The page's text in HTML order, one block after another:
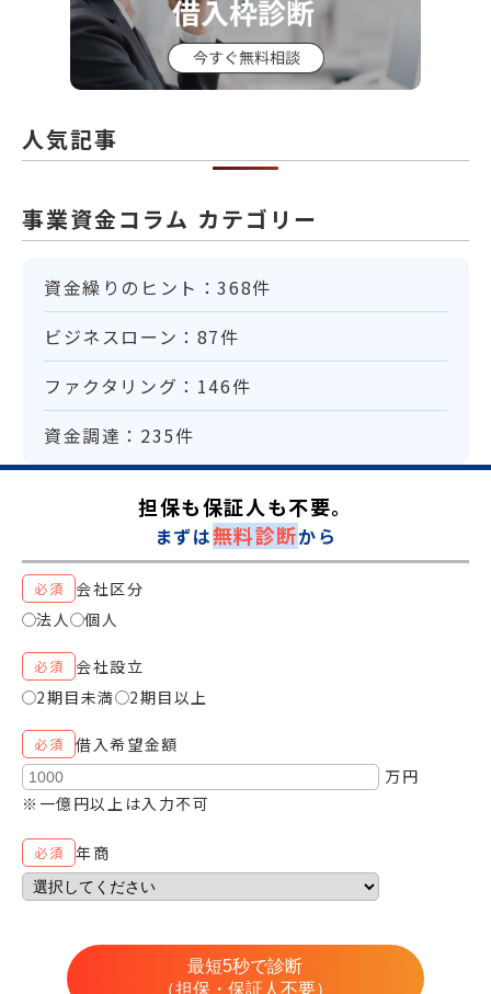
人気記事
事業資金コラム カテゴリー
資金繰りのヒント：368件
ビジネスローン：87件
ファクタリング：146件
資金調達：235件
担保も保証人も不要。
まずは無料診断から
必須
会社区分
法人
個人
必須
会社設立
2期目未満
2期目以上
必須
借入希望金額
万円
※一億円以上は入力不可
必須 年商
最短5秒で診断
（担保・保証人不要）